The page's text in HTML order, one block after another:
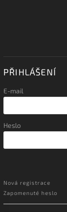
PŘIHLÁŠENÍ
E-mail
Heslo
Nová registrace
Zapomenuté heslo